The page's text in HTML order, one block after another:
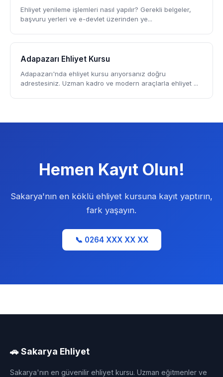
Ehliyet yenileme işlemleri nasıl yapılır? Gerekli belgeler,
başvuru yerleri ve e-devlet üzerinden ye...
Adapazarı Ehliyet Kursu
Adapazarı'nda ehliyet kursu arıyorsanız doğru
adrestesiniz. Uzman kadro ve modern araçlarla ehliyet ...
Hemen Kayıt Olun!
Sakarya'nın en köklü ehliyet kursuna kayıt yaptırın,
fark yaşayın.
📞 0264 XXX XX XX
🚗 Sakarya Ehliyet
Sakarya'nın en güvenilir ehliyet kursu. Uzman eğitmenler ve